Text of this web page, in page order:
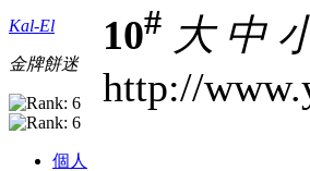
Kal-El
金牌餅迷
個人
10# 大 中
http://